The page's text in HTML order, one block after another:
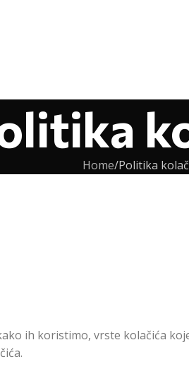
Home Politika
ih koristimo, vrste kolačića